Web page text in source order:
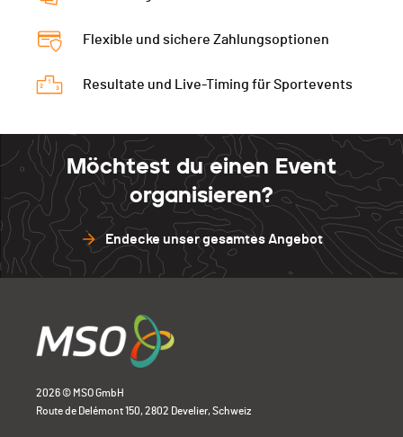
Flexible und sichere Zahlungsoptionen
Resultate und Live-Timing für Sportevents
Möchtest du einen Event
organisieren?
Endecke unser gesamtes Angebot
2026 © MSO GmbH
Route de Delémont 150, 2802 Develier, Schweiz